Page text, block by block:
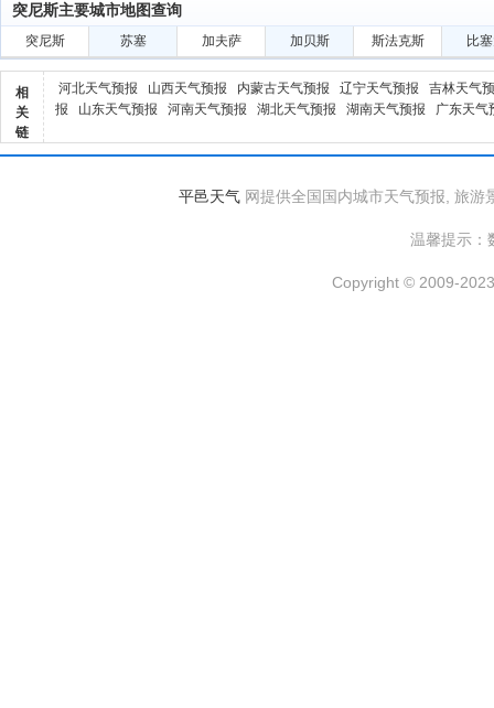
突尼斯主要城市地图查询
突尼斯 苏塞 加夫萨 加贝斯 斯法克斯 比
相
关
链
河北天气预报 山西天气预报 内蒙古天气预报 辽宁天气预报
吉林天气
报
山东天气预报 河南天气预报 湖北天气预报 湖南天气预报 广东天气
平邑天气 网提供全国国内城市天气预报, 旅游
温馨提示：
Copyright © 2009-